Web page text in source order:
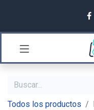
Todos los productos